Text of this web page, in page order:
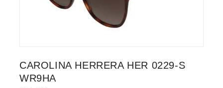
CAROLINA HERRERA HER 0229-S
WR9HA